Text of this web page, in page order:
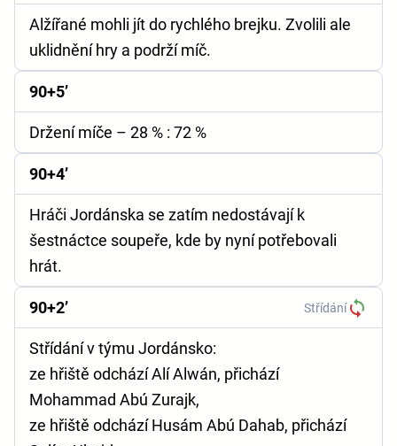
Alžířané mohli jít do rychlého brejku. Zvolili ale
uklidnění hry a podrží míč.
90+5’
Držení míče – 28 % : 72 %
90+4’
Hráči Jordánska se zatím nedostávají k
šestnáctce soupeře, kde by nyní potřebovali
hrát.
90+2’ Střídání
Střídání v týmu Jordánsko:
ze hřiště odchází Alí Alwán, přichází
Mohammad Abú Zurajk,
ze hřiště odchází Husám Abú Dahab, přichází